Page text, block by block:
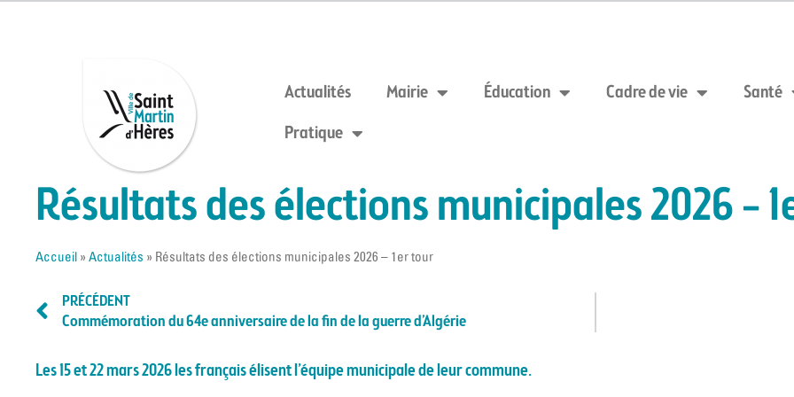
Actualités Mairie Éducation Cadre de vie
Santé
Pratique
Résultats des élections municipales 2026 –
Accueil » Actualités » Résultats des élections municipales 2026 – 1er tour
PRÉCÉDENT
Commémoration du 64e anniversaire de la fin de la guerre d’Algérie
Les 15 et 22 mars 2026 les français élisent l’équipe municipale de leur commune.